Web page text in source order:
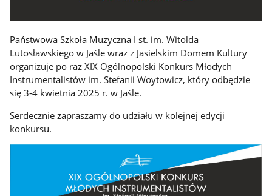
Państwowa Szkoła Muzyczna I st. im. Witolda
Lutosławskiego w Jaśle wraz z Jasielskim Domem Kultury
organizuje po raz XIX Ogólnopolski Konkurs Młodych
Instrumentalistów im. Stefanii Woytowicz, który odbędzie
się 3-4 kwietnia 2025 r. w Jaśle.
Serdecznie zapraszamy do udziału w kolejnej edycji
konkursu.